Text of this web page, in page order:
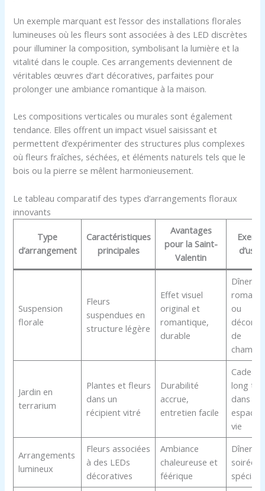
Un exemple marquant est l’essor des installations florales
lumineuses où les fleurs sont associées à des LED discrètes
pour illuminer la composition, symbolisant la lumière et la
vitalité dans le couple. Ces arrangements deviennent de
véritables œuvres d’art décoratives, parfaites pour
prolonger une ambiance romantique à la maison.
Les compositions verticales ou murales sont également
tendance. Elles offrent un impact visuel saisissant et
permettent d’expérimenter des structures plus complexes
où fleurs fraîches, séchées, et éléments naturels tels que le
bois ou la pierre se mêlent harmonieusement.
Le tableau comparatif des types d’arrangements floraux
innovants
Type
d’arrangement
Caractéristiques
principales
Avantages
pour la Saint-
Valentin
Suspension
florale
Fleurs
suspendues en
structure légère
Effet visuel
original et
romantique,
durable
Dîner
ou
de
Jardin en
terrarium
Plantes et fleurs
dans un
récipient vitré
Durabilité
accrue,
entretien facile
Cadeau
long
dans un
espace
vie
Arrangements
lumineux
Fleurs associées
à des LEDs
décoratives
Ambiance
chaleureuse et
féérique
Dîner ou
soirée
spéciale